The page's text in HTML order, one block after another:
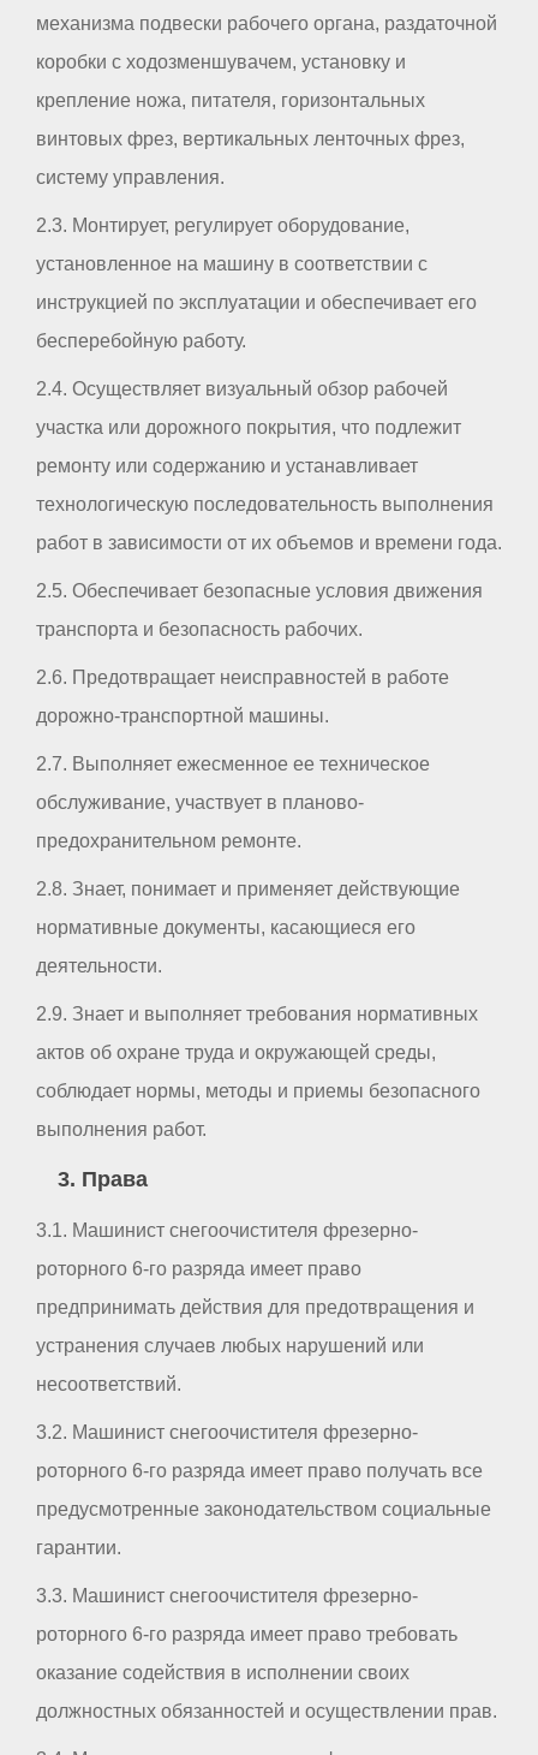
механизма подвески рабочего органа, раздаточной
коробки с ходозменшувачем, установку и
крепление ножа, питателя, горизонтальных
винтовых фрез, вертикальных ленточных фрез,
систему управления.
2.3. Монтирует, регулирует оборудование,
установленное на машину в соответствии с
инструкцией по эксплуатации и обеспечивает его
бесперебойную работу.
2.4. Осуществляет визуальный обзор рабочей
участка или дорожного покрытия, что подлежит
ремонту или содержанию и устанавливает
технологическую последовательность выполнения
работ в зависимости от их объемов и времени года.
2.5. Обеспечивает безопасные условия движения
транспорта и безопасность рабочих.
2.6. Предотвращает неисправностей в работе
дорожно-транспортной машины.
2.7. Выполняет ежесменное ее техническое
обслуживание, участвует в планово-
предохранительном ремонте.
2.8. Знает, понимает и применяет действующие
нормативные документы, касающиеся его
деятельности.
2.9. Знает и выполняет требования нормативных
актов об охране труда и окружающей среды,
соблюдает нормы, методы и приемы безопасного
выполнения работ.
3. Права
3.1. Машинист снегоочистителя фрезерно-
роторного 6-го разряда имеет право
предпринимать действия для предотвращения и
устранения случаев любых нарушений или
несоответствий.
3.2. Машинист снегоочистителя фрезерно-
роторного 6-го разряда имеет право получать все
предусмотренные законодательством социальные
гарантии.
3.3. Машинист снегоочистителя фрезерно-
роторного 6-го разряда имеет право требовать
оказание содействия в исполнении своих
должностных обязанностей и осуществлении прав.